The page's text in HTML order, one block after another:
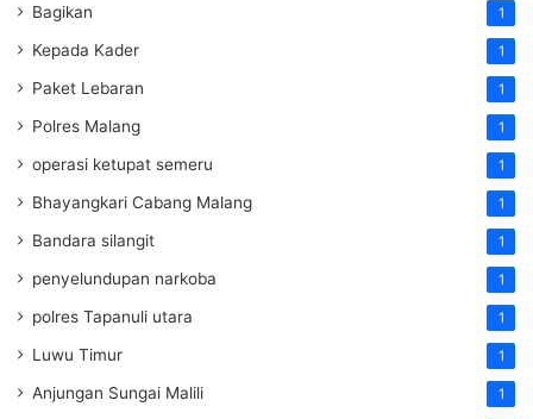
Bagikan 1
Kepada Kader 1
Paket Lebaran 1
Polres Malang 1
operasi ketupat semeru 1
Bhayangkari Cabang Malang 1
Bandara silangit 1
penyelundupan narkoba 1
polres Tapanuli utara 1
Luwu Timur 1
Anjungan Sungai Malili 1